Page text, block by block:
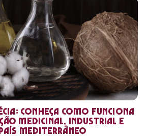
conheça como funciona
medicinal, industrial e
mediterrâneo